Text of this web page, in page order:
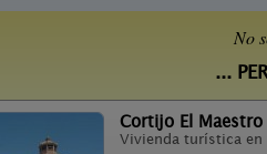
No
...
Cortijo El Maestro
Vivienda turística en